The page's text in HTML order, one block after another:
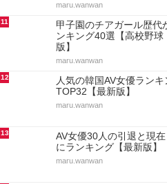
maru.wanwan
11
甲子園のチアガール歴代
ンキング40選【高校野球
版】
maru.wanwan
12
人気の韓国AV女優ランキ
TOP32【最新版】
maru.wanwan
13
AV女優30人の引退と現
にランキング【最新版】
maru.wanwan